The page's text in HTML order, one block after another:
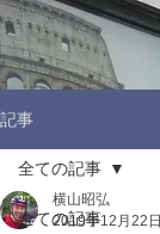
記事
全ての記事
全ての記事
横山昭弘
2019年12月22日